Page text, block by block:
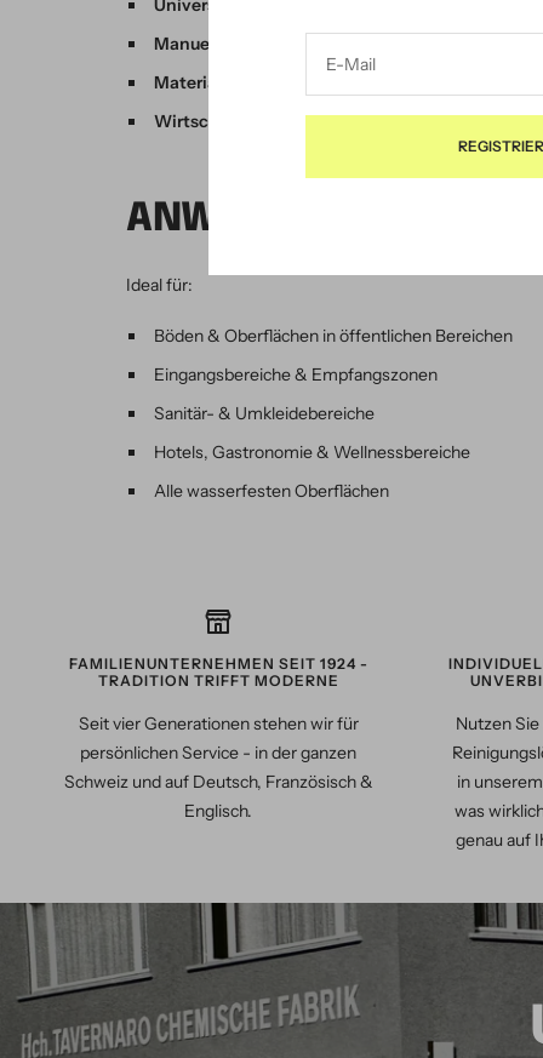
E-Mail
Universell einsetzbar
Manuelle & maschinelle Anwendung
Materialschonend
Wirtschaftlich
– wirksam schon bei geringer
Ideal für:
Böden & Oberflächen in öffentlichen Bereichen
Eingangsbereiche & Empfangszonen
Sanitär- & Umkleidebereiche
Hotels, Gastronomie & Wellnessbereiche
Alle wasserfesten Oberflächen
FAMILIENUNTERNEHMEN SEIT 1924 -
TRADITION TRIFFT MODERNE
Seit vier Generationen stehen wir für
persönlichen Service - in der ganzen
Schweiz und auf Deutsch, Französisch &
Englisch.
Nutzen
in
was
genau auf